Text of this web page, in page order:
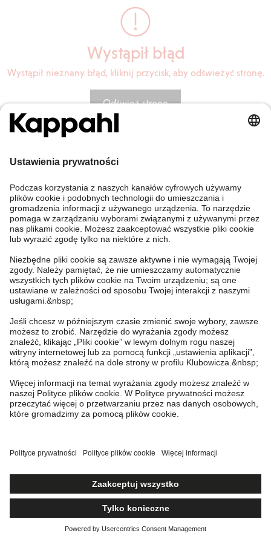
Wystąpił błąd
Wystąpił nieznany błąd, kliknij przycisk, aby odświeżyć stronę.
Odśwież stronę